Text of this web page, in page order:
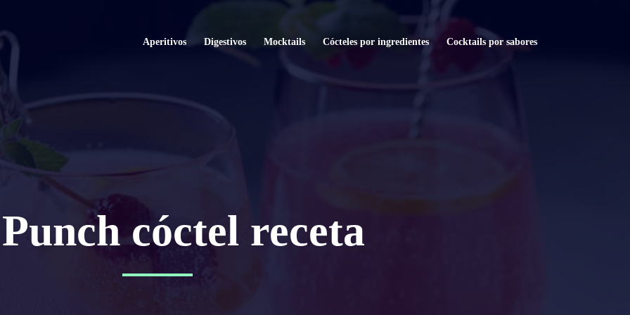
Aperitivos Digestivos Mocktails Cócteles por ingredientes Cocktails por sabores
cóctel receta